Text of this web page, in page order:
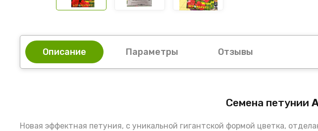
Описание Параметры Отзывы
Семена петунии
Новая эффектная петуния, с уникальной гигантской формой цветка,